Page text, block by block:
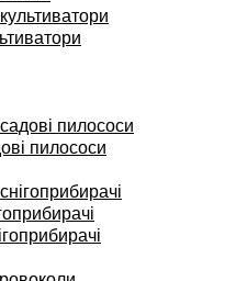
пилососи
пилососи